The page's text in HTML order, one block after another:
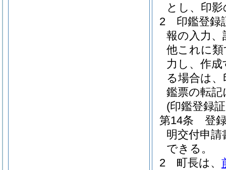
とし、印
2
印鑑登録
報の入力、
他これに
力し、作
る場合は
鑑票の転
(印鑑登録
第14条
登
明交付申
できる。
2
町長は、